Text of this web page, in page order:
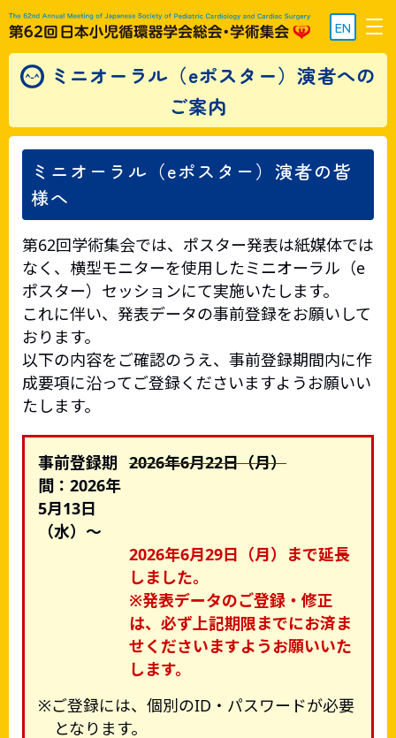
EN
ミニオーラル（eポスター）演者への
ご案内
ミニオーラル（eポスター）演者の皆
様へ
第62回学術集会では、ポスター発表は紙媒体では
なく、横型モニターを使用したミニオーラル（e
ポスター）セッションにて実施いたします。
これに伴い、発表データの事前登録をお願いして
おります。
以下の内容をご確認のうえ、事前登録期間内に作
成要項に沿ってご登録くださいますようお願いい
たします。
事前登録期
間：2026年
5月13日
（水）～
2026年6月22日（月）
2026年6月29日（月）まで延長
しました。
※発表データのご登録・修正
は、必ず上記期限までにお済ま
せくださいますようお願いいた
します。
ご登録には、個別のID・パスワードが必要
となります。